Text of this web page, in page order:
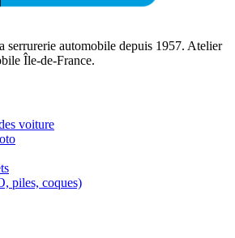
serrurerie automobile depuis 1957. Atelier
Île-de-France.
voiture
piles, coques)